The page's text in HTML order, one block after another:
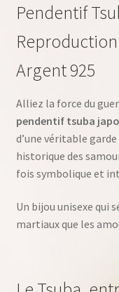
Pendentif
Argent 925
Alliez la force du
pendentif tsuba
d’une véritable
historique des
fois symbolique et
Un bijou unisexe qui
martiaux que les